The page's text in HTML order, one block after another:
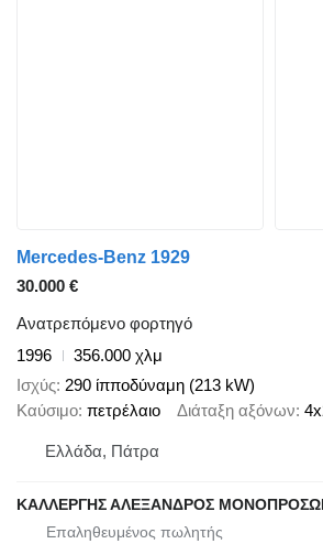
Mercedes-Benz 1929
30.000 €
Ανατρεπόμενο φορτηγό
1996
356.000 χλμ
Ισχύς 290 ίπποδύναμη (213 kW)
Καύσιμο πετρέλαιο Διάταξη αξόνων
Ελλάδα, Πάτρα
ΚΑΛΛΕΡΓΗΣ ΑΛΕΞΑΝΔΡΟΣ